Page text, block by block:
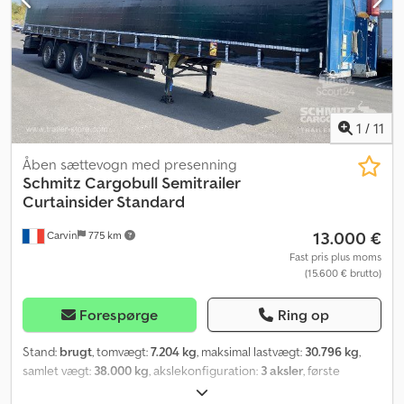
brandslukker, 2x værktøjskasse, Bremsebelægningsslidindikator,
Holder til reservehjul (2x), Chassis boltet, Skydebart tag, 1x15- og
2x7-polet stik, Antispray, Akselbelastningsindikator, Dodjzrimhopfx
Acdock
1 / 11
Carvin 775 km
Åben sættevogn med presenning
Schmitz Cargobull Semitrailer
Curtainsider Standard
13.000 €
Fast pris plus moms
(15.600 € brutto)
Forespørge Ring op
Stand: brugt, tomvægt:7.204 kg, maksimal lastvægt: 30.796 kg,
samlet vægt: 38.000 kg, akslekonfiguration: 3 aksler, første
, længde af lastrum: